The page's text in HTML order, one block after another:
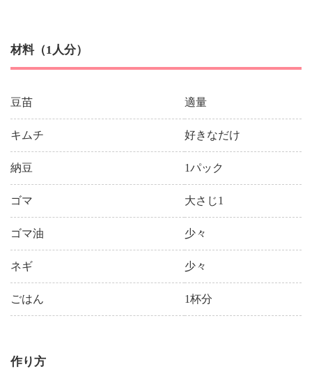
材料（1人分）
豆苗 適量
キムチ 好きなだけ
納豆 1パック
ゴマ 大さじ1
ゴマ油 少々
ネギ 少々
ごはん 1杯分
作り方